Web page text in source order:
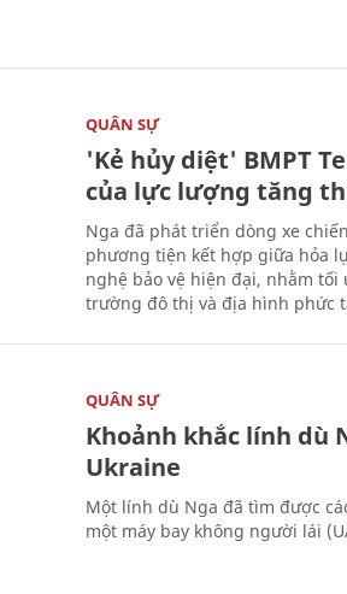
QUÂN SỰ
'Kẻ hủy diệt' BMPT
của lực lượng tăng
Nga đã phát triển dòng xe
phương tiện kết hợp giữa hỏa
nghệ bảo vệ hiện đại, nhằm
trường đô thị và địa hình phức
QUÂN SỰ
Khoảnh khắc lính dù
Ukraine
Một lính dù Nga đã tìm được
một máy bay không người lái